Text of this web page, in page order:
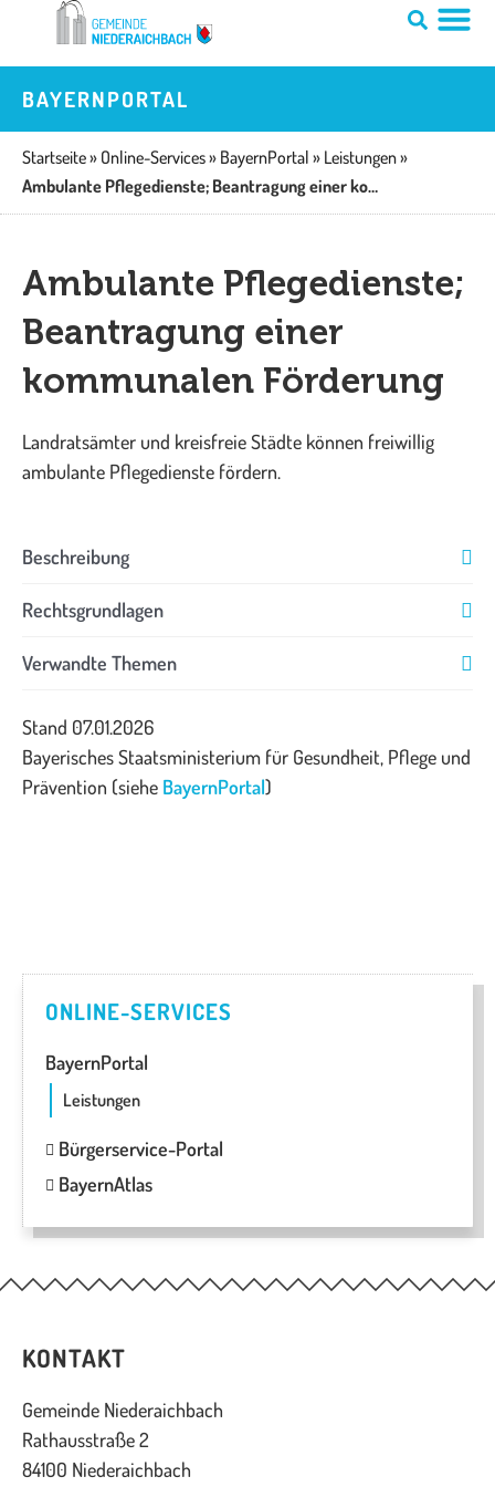
springen
BAYERNPORTAL
Startseite» Online-Services» BayernPortal » Leistungen»
Ambulante Pflegedienste; Beantragung einer kommunalen Förderung
Ambulante Pflegedienste;
Beantragung einer
kommunalen Förderung
Landratsämter und kreisfreie Städte können freiwillig
ambulante Pflegedienste fördern.
Beschreibung
Rechtsgrundlagen
Verwandte Themen
Stand 07.01.2026
Bayerisches Staatsministerium für Gesundheit, Pflege und
Prävention (siehe BayernPortal)
ONLINE-SERVICES
BayernPortal
Leistungen
Bürgerservice-Portal
BayernAtlas
KONTAKT
Gemeinde Niederaichbach
Rathausstraße 2
84100 Niederaichbach